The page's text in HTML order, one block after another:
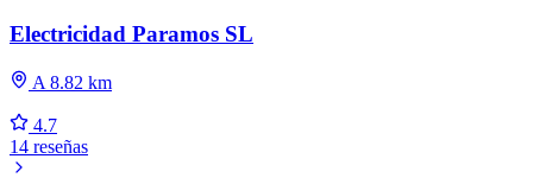
Electricidad Paramos SL
A 8.82 km
4.7
14 reseñas